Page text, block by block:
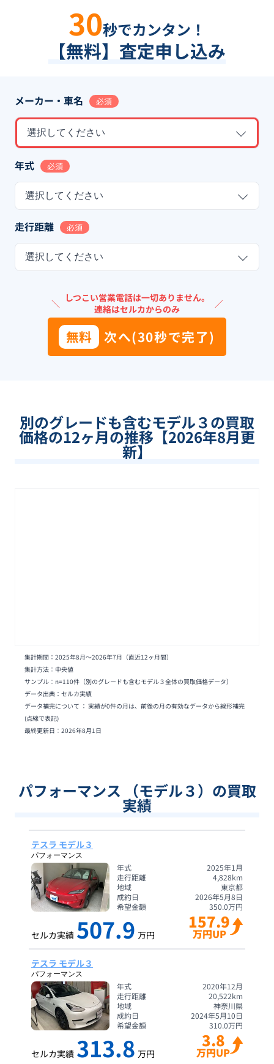
30秒でカンタン！
【無料】査定申し込み
メーカー・車名 必須
選択してください
年式 必須
選択してください
走行距離 必須
選択してください
＼ しつこい営業電話は一切ありません。
連絡はセルカからのみ
／
無料 次へ(30秒で完了)
別のグレードも含むモデル３の買取
価格の12ヶ月の推移【2026年8月更
新】
集計期間： 2025年8月〜2026年7月 （直近12ヶ月間）
集計方法：中央値
サンプル：n=110件 （別のグレードも含むモデル３全体の買取価格データ）
データ出典：セルカ実績
データ補完について ： 実績が0件の月は、前後の月の有効なデータから線形補完
(点線で表記)
最終更新日： 2026年8月1日
パフォーマンス （モデル３）の買取
実績
テスラ モデル３
パフォーマンス
年式
2025年1月
走行距離
4,828km
地域
東京都
成約日
2026年5月8日
希望金額
350.0万円
セルカ実績 507.9 万円
157.9
万円UP
テスラ モデル３
パフォーマンス
年式
2020年12月
走行距離
20,522km
地域
神奈川県
成約日
2024年5月10日
希望金額
310.0万円
セルカ実績 313.8 万円
3.8
万円UP